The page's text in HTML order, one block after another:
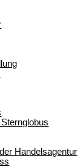
Handelsagentur